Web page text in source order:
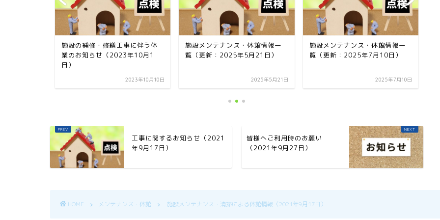
施設の補修・修繕工事に伴う休
業のお知らせ（2023年10月1
日）
2023年10月10日
施設メンテナンス・休館情報一
覧（更新：2025年5月21日）
2025年5月21日
施設メンテナンス・休館情報一
覧（更新：2025年7月10日）
2025年7月10日
工事に関するお知らせ（2021
年9月17日）
皆様へご利用時のお願い
（2021年9月27日）
HOME メンテナンス・休館 施設メンテナンス・清掃による休館情報（2021年9月17日）